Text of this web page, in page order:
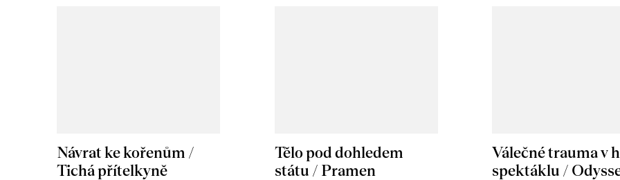
Návrat ke kořenům /
Tichá přítelkyně
Tělo pod dohledem
státu / Pramen
Válečné trauma v
spektáklu /